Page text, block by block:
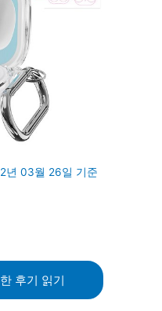
년 03월 26일 기준
후기 읽기